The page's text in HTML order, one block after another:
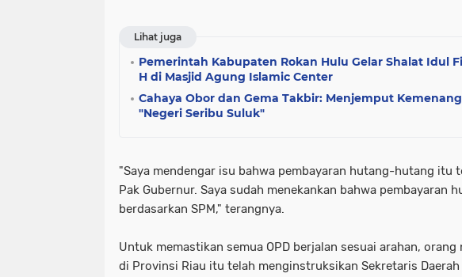
Lihat juga
Pemerintah Kabupaten Rokan Hulu Gelar Shalat Idul
H di Masjid Agung Islamic Center
Cahaya Obor dan Gema Takbir: Menjemput
"Negeri Seribu Suluk"
"Saya mendengar isu bahwa pembayaran hutang-hutang itu
Pak Gubernur. Saya sudah menekankan bahwa pembayaran
berdasarkan SPM," terangnya.
Untuk memastikan semua OPD berjalan sesuai arahan, orang
di Provinsi Riau itu telah menginstruksikan Sekretaris Daerah